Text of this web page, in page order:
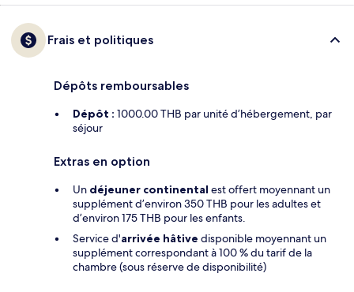
Frais et politiques
Dépôts remboursables
Dépôt : 1000.00 THB par unité d’hébergement, par
séjour
Extras en option
Un déjeuner continental est offert moyennant un
supplément d’environ 350 THB pour les adultes et
d’environ 175 THB pour les enfants.
Service d'arrivée hâtive disponible moyennant un
supplément correspondant à 100 % du tarif de la
chambre (sous réserve de disponibilité)